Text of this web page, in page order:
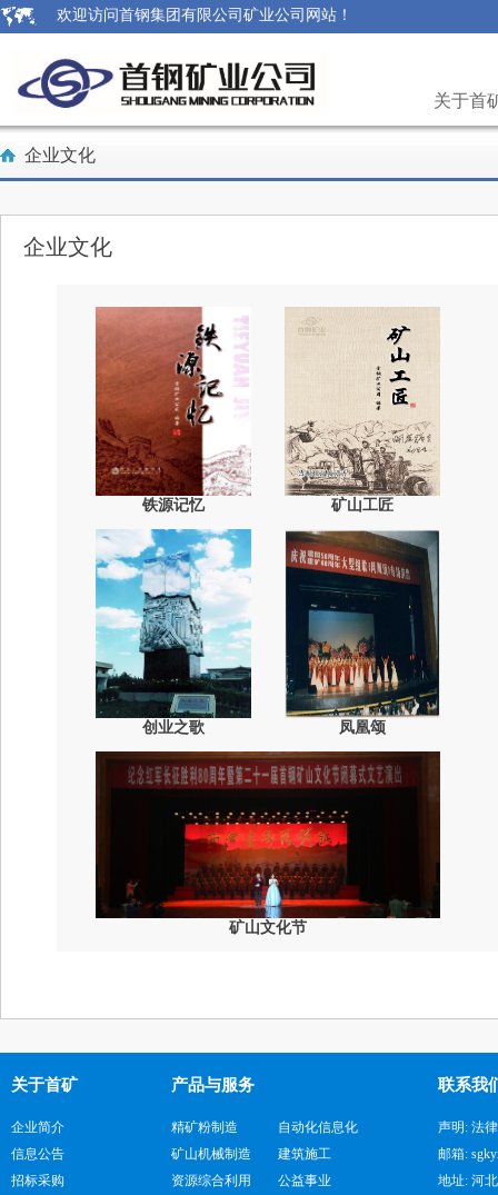
欢迎访问首钢集团有限公司矿业公司网站！
关于首
企业文化
企业文化
铁源记忆 矿山工匠
创业之歌 凤凰颂
矿山文化节
关于首矿
企业简介
信息公告
招标采购
产品与服务
精矿粉制造
自动化信息化
矿山机械制造
建筑施工
资源综合利用
公益事业
联系我
声明: 法
邮箱:
地址: 河